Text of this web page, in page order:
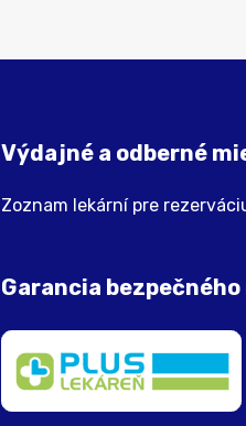
Výdajné a odberné
Zoznam lekární pre
Garancia